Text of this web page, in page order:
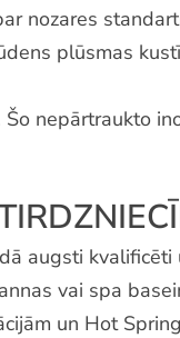
nozares
plūsmas
nepārtraukto
augsti kvalificēti
vai spa
un Hot